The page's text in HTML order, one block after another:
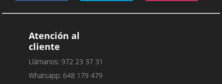
Atención al
cliente
Llámanos: 972 23 37 31
Whatsapp: 648 179 479